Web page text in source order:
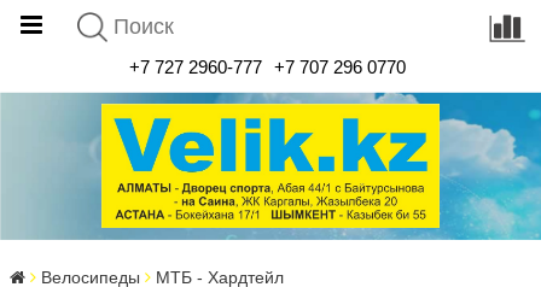
+7 727 2960-777 +7 707 296 0770
Велосипеды МТБ - Хардтейл